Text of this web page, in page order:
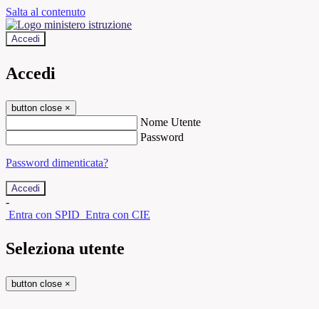
Salta al contenuto
Accedi
Accedi
button close ×
Nome Utente
Password
Password dimenticata?
-
Entra con SPID Entra con CIE
Seleziona utente
button close ×